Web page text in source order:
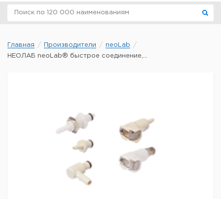
Главная Производители
neoLab
НЕОЛАБ neoLab® быстрое соединение,...